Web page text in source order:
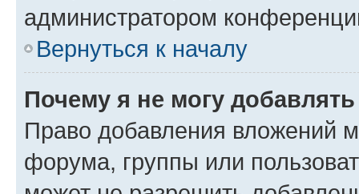
администратором
Вернуться к началу
Почему я не могу
Право добавления вложений
форума, группы или